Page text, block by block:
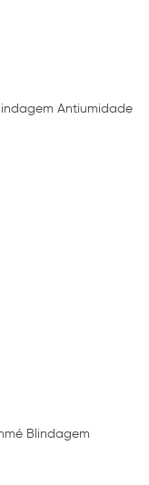
Antiumidade
Blindagem